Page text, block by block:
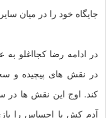
جایگاه خود را در میان
در ادامه رضا کجااغلو
در نقش های پیچیده و
کند. اوج این نقش ها در